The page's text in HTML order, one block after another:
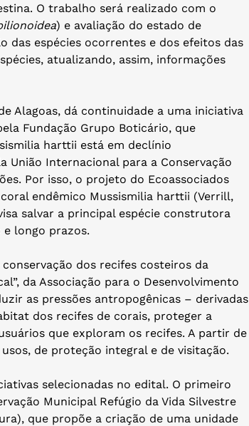
O trabalho será realizado com o
) e avaliação do estado de
das espécies ocorrentes e dos efeitos das
atualizando, assim, informações
Alagoas, dá continuidade a uma iniciativa
Fundação Grupo Boticário, que
harttii está em declínio
União Internacional para a Conservação
Por isso, o projeto do Ecoassociados
endêmico Mussismilia harttii (Verrill,
salvar a principal espécie construtora
longo prazos.
dos recifes costeiros da
da Associação para o Desenvolvimento
as pressões antropogênicas – derivadas
dos recifes de corais, proteger a
que exploram os recifes. A partir de
de proteção integral e de visitação.
selecionadas no edital. O primeiro
Municipal Refúgio da Vida Silvestre
que propõe a criação de uma unidade